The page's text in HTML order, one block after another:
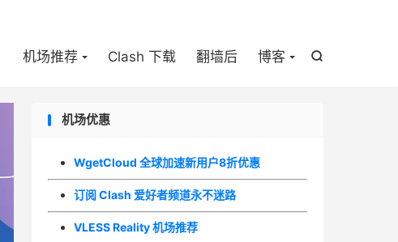

机场推荐 Clash 下载 翻墙后 博客
机场优惠
WgetCloud 全球加速新用户8折优惠
订阅 Clash 爱好者频道永不迷路
VLESS Reality 机场推荐